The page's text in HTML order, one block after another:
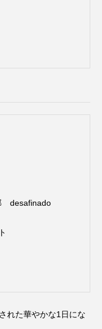
desafinado
れた華やかな1日にな